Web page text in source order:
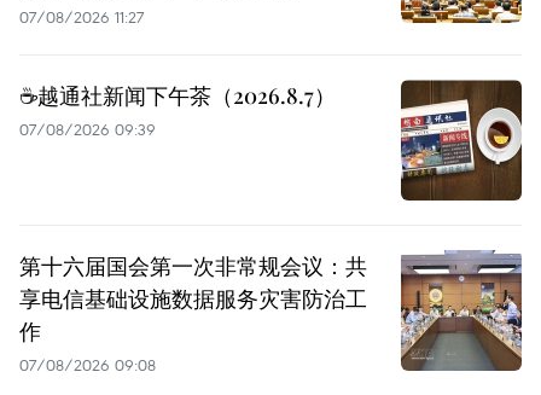
07/08/2026 11:27
☕️越通社新闻下午茶（2026.8.7）
07/08/2026 09:39
第十六届国会第一次非常规会议：共
享电信基础设施数据服务灾害防治工
作
07/08/2026 09:08